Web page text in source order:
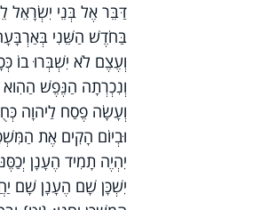
דַּבֵּר אֶל בְּנֵי יִשְׂרָאֵל
בַּחֹדֶשׁ הַשֵּׁנִי בְּאַרְבָּעָה
וְעֶצֶם לֹא יִשְׁבְּרוּ בוֹ
וְנִכְרְתָה הַנֶּפֶשׁ הַהִוא
וְעָשָׂה פֶסַח לַיהוָה
וּבְיוֹם הָקִים אֶת
יִהְיֶה תָמִיד הֶעָנָן
יִשְׁכָּן שָׁם הֶעָנָן שָׁם